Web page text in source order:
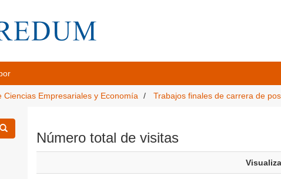
Ciencias Empresariales y Economía Trabajos finales de carrera de
Número total de visitas